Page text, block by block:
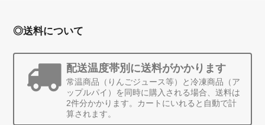
◎送料について
配送温度帯別に送料がかかります
常温商品（りんごジュース等）と冷凍商品（ア
ップルパイ）を同時に購入される場合、送料は
2件分かかります。カートにいれると自動で計
算されます。